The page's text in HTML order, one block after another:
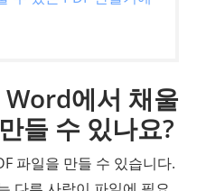
에서 채울
들 수 있나요?
파일을 만들 수 있습니다.